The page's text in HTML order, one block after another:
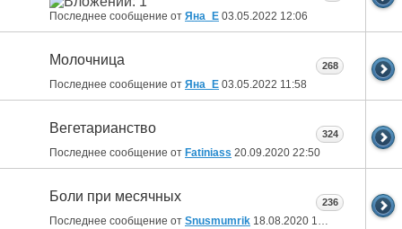
Последнее сообщение от Яна_Е 03.05.2022 12:06
Молочница
Последнее сообщение от Яна_Е 03.05.2022 11:58
268
Вегетарианство
Последнее сообщение от Fatiniass 20.09.2020 22:50
324
Боли при месячных
Последнее сообщение от Snusmumrik 18.08.2020 17:57
236